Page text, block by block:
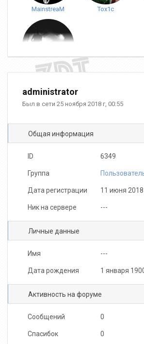
MainstreaM Tox1c
administrator
Был в сети 25 ноября 2018 г, 00:55
Общая информация
ID 6349
Группа
Дата регистрации 11 июня 2018
Ник на сервере ---
Личные данные
Имя ---
Дата рождения 1 января
Активность на форуме
Сообщений 0
Спасибок 0